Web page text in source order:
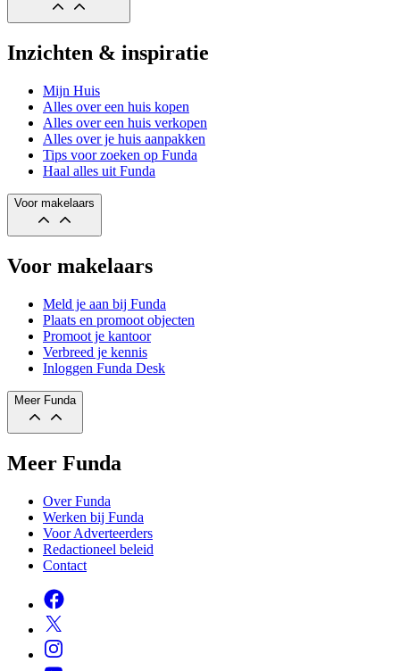
Inzichten & inspiratie
Mijn Huis
Alles over een huis kopen
Alles over een huis verkopen
Alles over je huis aanpakken
Tips voor zoeken op Funda
Haal alles uit Funda
Voor makelaars
Voor makelaars
Meld je aan bij Funda
Plaats en promoot objecten
Promoot je kantoor
Verbreed je kennis
Inloggen Funda Desk
Meer Funda
Meer Funda
Over Funda
Werken bij Funda
Voor Adverteerders
Redactioneel beleid
Contact